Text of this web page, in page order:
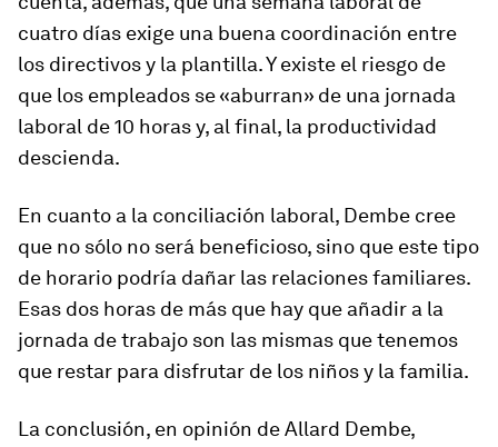
cuatro días exige una buena coordinación entre
los directivos y la plantilla. Y existe el riesgo de
que los empleados se «aburran» de una jornada
laboral de 10 horas y, al final, la productividad
descienda.
En cuanto a la conciliación laboral, Dembe cree
que no sólo no será beneficioso, sino que este tipo
de horario podría dañar las relaciones familiares.
Esas dos horas de más que hay que añadir a la
jornada de trabajo son las mismas que tenemos
que restar para disfrutar de los niños y la familia.
La conclusión, en opinión de Allard Dembe,